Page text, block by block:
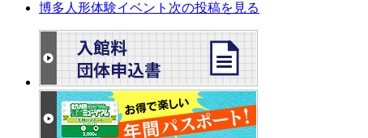
博多人形体験イベント 次の投稿を見る